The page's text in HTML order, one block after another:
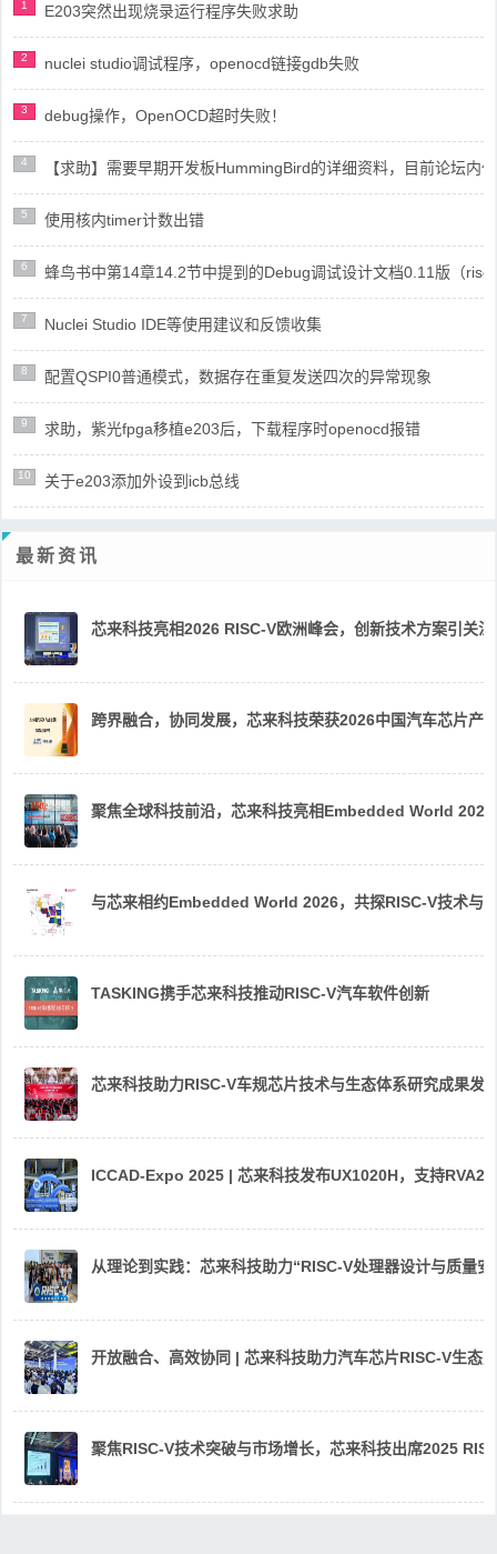
1 E203突然出现烧录运行程序失败求助
2 nuclei studio调试程序，openocd链接gdb失败
3 debug操作，OpenOCD超时失败！
4 【求助】需要早期开发板HummingBird的详细资料，目前论坛内
5 使用核内timer计数出错
6 蜂鸟书中第14章14.2节中提到的Debug调试设计文档0.11版（
7 Nuclei Studio IDE等使用建议和反馈收集
8 配置QSPI0普通模式，数据存在重复发送四次的异常现象
9 求助，紫光fpga移植e203后，下载程序时openocd报错
10 关于e203添加外设到icb总线
最新资讯
芯来科技亮相2026 RISC-V欧洲峰会，创新技术方案引关注
跨界融合，协同发展，芯来科技荣获2026中国汽车芯片产
聚焦全球科技前沿，芯来科技亮相Embedded World 2026
与芯来相约Embedded World 2026，共探RISC-V技术与
TASKING携手芯来科技推动RISC-V汽车软件创新
芯来科技助力RISC-V车规芯片技术与生态体系研究成果发
ICCAD-Expo 2025 | 芯来科技发布UX1020H，支持
从理论到实践：芯来科技助力“RISC-V处理器设计与质量
开放融合、高效协同 | 芯来科技助力汽车芯片RISC-V生态
聚焦RISC-V技术突破与市场增长，芯来科技出席2025